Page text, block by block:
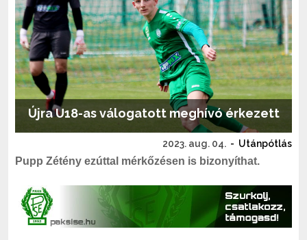
Újra U18-as válogatott meghívó érkezett
2023. aug. 04. - Utánpótlás
Pupp Zétény ezúttal mérkőzésen is bizonyíthat.